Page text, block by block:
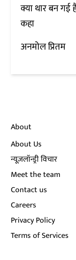
क्या थार बन गई
कहा
अनमोल प्रितम
About
About Us
न्यूज़लॉन्ड्री विचार
Meet the team
Contact us
Careers
Privacy Policy
Terms of Services